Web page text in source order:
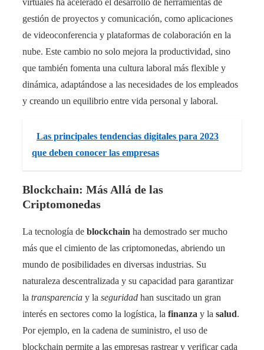
virtuales ha acelerado el desarrollo de herramientas de
gestión de proyectos y comunicación, como aplicaciones
de videoconferencia y plataformas de colaboración en la
nube. Este cambio no solo mejora la productividad, sino
que también fomenta una cultura laboral más flexible y
dinámica, adaptándose a las necesidades de los empleados
y creando un equilibrio entre vida personal y laboral.
Las principales tendencias digitales para 2023
que deben conocer las empresas
Blockchain: Más Allá de las
Criptomonedas
La tecnología de blockchain ha demostrado ser mucho
más que el cimiento de las criptomonedas, abriendo un
mundo de posibilidades en diversas industrias. Su
naturaleza descentralizada y su capacidad para garantizar
la transparencia y la seguridad han suscitado un gran
interés en sectores como la logística, la finanza y la salud.
Por ejemplo, en la cadena de suministro, el uso de
blockchain permite a las empresas rastrear y verificar cada